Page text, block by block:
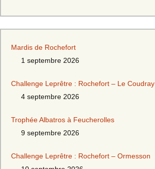
Mardis de Rochefort
1 septembre 2026
Challenge Leprêtre : Rochefort – Le Coudray
4 septembre 2026
Trophée Albatros à Feucherolles
9 septembre 2026
Challenge Leprêtre : Rochefort – Ormesson